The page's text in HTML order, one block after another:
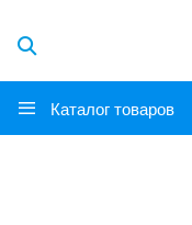
Каталог товаров